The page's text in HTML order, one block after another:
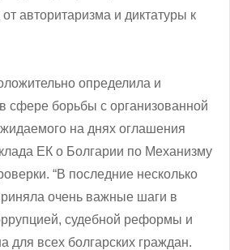
авторитаризма и диктатуры к
определила и
сфере борьбы с организованной
на днях оглашения
ЕК о Болгарии по Механизму
“В последние несколько
очень важные шаги в
судебной реформы и
для всех болгарских граждан.